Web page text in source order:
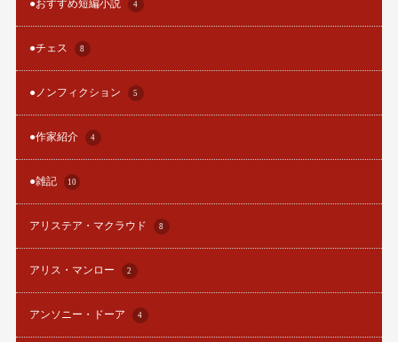
●おすすめ短編小説 4
●チェス 8
●ノンフィクション 5
●作家紹介 4
●雑記 10
アリステア・マクラウド 8
アリス・マンロー 2
アンソニー・ドーア 4